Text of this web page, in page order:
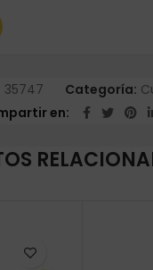
35747 Categoría:
en